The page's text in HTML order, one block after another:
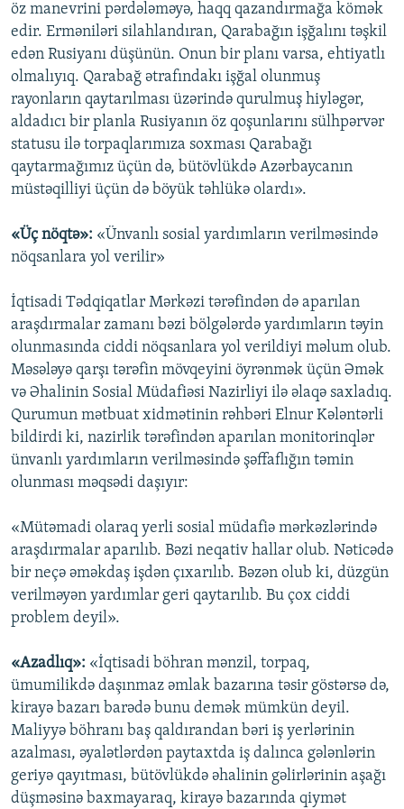
öz manevrini pərdələməyə, haqq qazandırmağa kömək
edir. Erməniləri silahlandıran, Qarabağın işğalını təşkil
edən Rusiyanı düşünün. Onun bir planı varsa, ehtiyatlı
olmalıyıq. Qarabağ ətrafındakı işğal olunmuş
rayonların qaytarılması üzərində qurulmuş hiyləgər,
aldadıcı bir planla Rusiyanın öz qoşunlarını sülhpərvər
statusu ilə torpaqlarımıza soxması Qarabağı
qaytarmağımız üçün də, bütövlükdə Azərbaycanın
müstəqilliyi üçün də böyük təhlükə olardı».
«Üç nöqtə»: «Ünvanlı sosial yardımların verilməsində
nöqsanlara yol verilir»
İqtisadi Tədqiqatlar Mərkəzi tərəfindən də aparılan
araşdırmalar zamanı bəzi bölgələrdə yardımların təyin
olunmasında ciddi nöqsanlara yol verildiyi məlum olub.
Məsələyə qarşı tərəfin mövqeyini öyrənmək üçün Əmək
və Əhalinin Sosial Müdafiəsi Nazirliyi ilə əlaqə saxladıq.
Qurumun mətbuat xidmətinin rəhbəri Elnur Kələntərli
bildirdi ki, nazirlik tərəfindən aparılan monitorinqlər
ünvanlı yardımların verilməsində şəffaflığın təmin
olunması məqsədi daşıyır:
«Mütəmadi olaraq yerli sosial müdafiə mərkəzlərində
araşdırmalar aparılıb. Bəzi neqativ hallar olub. Nəticədə
bir neçə əməkdaş işdən çıxarılıb. Bəzən olub ki, düzgün
verilməyən yardımlar geri qaytarılıb. Bu çox ciddi
problem deyil».
«Azadlıq»: «İqtisadi böhran mənzil, torpaq,
ümumilikdə daşınmaz əmlak bazarına təsir göstərsə də,
kirayə bazarı barədə bunu demək mümkün deyil.
Maliyyə böhranı baş qaldırandan bəri iş yerlərinin
azalması, əyalətlərdən paytaxtda iş dalınca gələnlərin
geriyə qayıtması, bütövlükdə əhalinin gəlirlərinin aşağı
düşməsinə baxmayaraq, kirayə bazarında qiymət